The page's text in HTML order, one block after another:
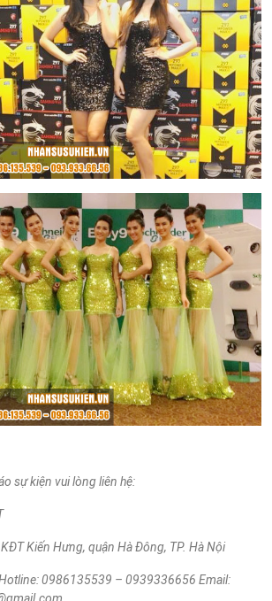
sự kiện vui lòng liên hệ:
KĐTKiến Hưng, quận Hà Đông, TP. Hà Nội
0986135539 – 0939336656 Email: